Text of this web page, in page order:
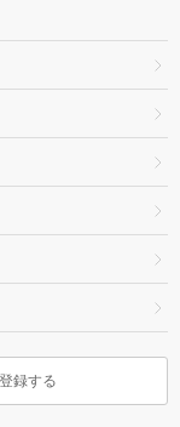
録する